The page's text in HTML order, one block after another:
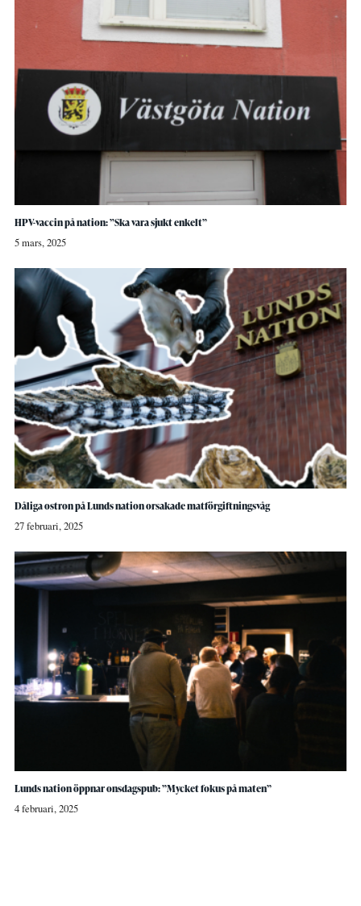
HPV-vaccin på nation: ”Ska vara sjukt enkelt”
5 mars, 2025
Dåliga ostron på Lunds nation orsakade matförgiftningsvåg
27 februari, 2025
Lunds nation öppnar onsdagspub: ”Mycket fokus på maten”
4 februari, 2025